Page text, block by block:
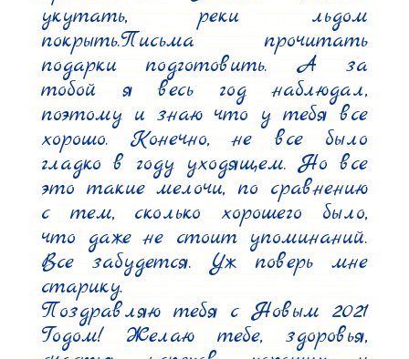
укутать, реки льдом
покрыть.Письма прочитать
подарки подготовить. А за
тобой я весь год наблюдал,
поэтому и знаю что у тебя все
хорошо. Конечно, не все было
гладко в году уходящем. Но все
это такие мелочи, по сравнению
с тем, сколько хорошего было,
что даже не стоит упоминаний.
Все забудется. Уж поверь мне
старику.
Поздравляю тебя с Новым 2021
Годом! Желаю тебе, здоровья,